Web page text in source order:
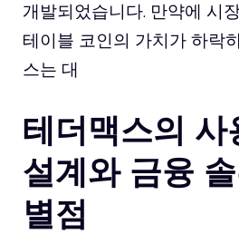
개발되었습니다. 만약에 시
테이블 코인의 가치가 하락
스는 대
테더맥스의 사
설계와 금융
별점